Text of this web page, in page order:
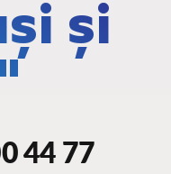
44 77
și